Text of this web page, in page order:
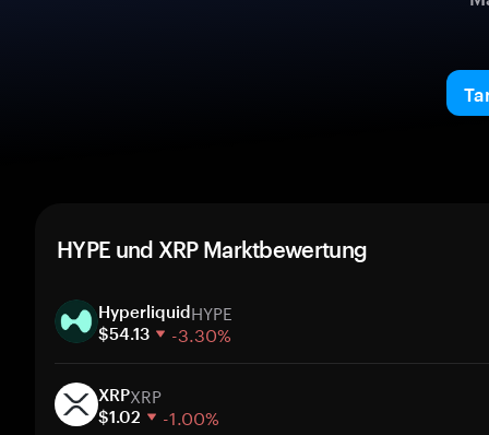
HYPE und XRP Marktbewertung
HyperliquidHYPE
$54.13 -3.30%
30 Tage
Marktkapitalisierung
XRPXRP
$1.02 -1.00%